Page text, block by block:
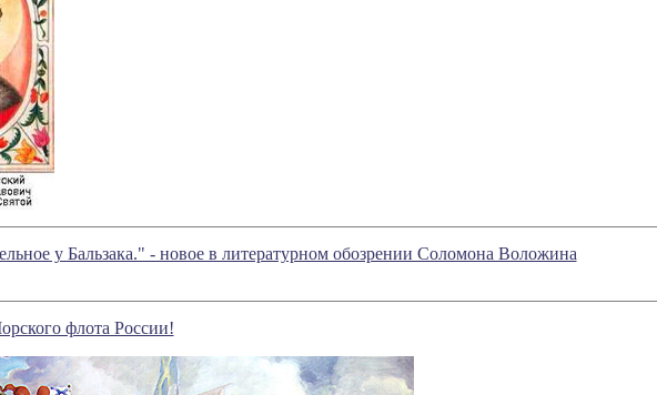
у Бальзака." - новое в литературном обозрении Соломона Воложина
флота России!